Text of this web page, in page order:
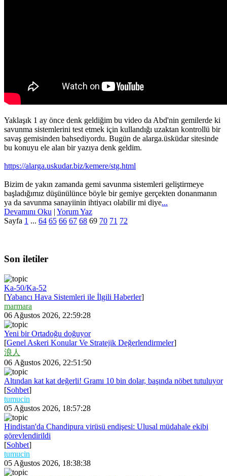
Yaklaşık 1 ay önce denk geldiğim bu video da Abd'nin gemilerde ki
savunma sistemlerini test etmek için kullandığı uzaktan kontrollü bir
savaş gemisinden bahsediyordu. Bugün de alarga.üsküdar sitesinde
bu konuyu ele alan bir yazıya denk geldim.
https://alarga.uskudar.biz/kemere/stg.html
Bizim de yakın zamanda gemi savunma sistemleri geliştirmeye
başladığımız düşünülünce böyle bir gemiye gerçekten donanmanın
ya da savunma sanayiinin ihtiyacı olabilir mi diye...
Devamını Oku | Yorum Yaz
Sayfa 1 ... 64 65 66 67 68 69 70 71 72
Son iletiler
Ka-50/Ka-52
[Yabancı Hava Sistemleri ile İlgili Haberler]
marmara
06 Ağustos 2026, 22:59:28
Yeni bir Ortadoğu doğuyor
[Genel Askeri Konular Ve Stratejik Değerlendirmeler]
浪人
06 Ağustos 2026, 22:51:50
Altından kat kat değerli! Gramı 10 bin dolar, başında nöbet tutuluyor
[Sohbet]
tumucin
05 Ağustos 2026, 18:57:28
Hindistan'da Chandipura virüsü endişesi: Ulusal müdahale ekibi
görevlendirildi
[Sohbet]
tumucin
05 Ağustos 2026, 18:38:38